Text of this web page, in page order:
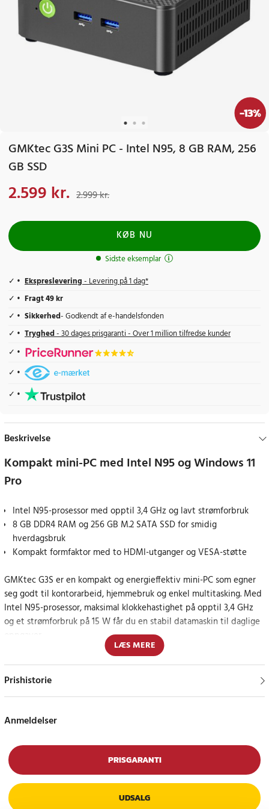
-13%
GMKtec G3S Mini PC - Intel N95, 8 GB RAM, 256
GB SSD
Nuværende pris
2.599 kr. 2.999 kr.
KØB NU
Sidste eksemplar
Ekspreslevering- Levering på 1 dag*
Fragt 49 kr
Sikkerhed- Godkendt af e-handelsfonden
Tryghed- 30 dages prisgaranti - Over 1 million tilfredse kunder
Beskrivelse
Kompakt mini-PC med Intel N95 og Windows 11
Pro
Intel N95-prosessor med opptil 3,4 GHz og lavt strømforbruk
8 GB DDR4 RAM og 256 GB M.2 SATA SSD for smidig
hverdagsbruk
Kompakt formfaktor med to HDMI-utganger og VESA-støtte
GMKtec G3S er en kompakt og energieffektiv mini-PC som egner
seg godt til kontorarbeid, hjemmebruk og enkel multitasking. Med
Intel N95-prosessor, maksimal klokkehastighet på opptil 3,4 GHz
og et strømforbruk på 15 W får du en stabil datamaskin til daglige
Datamaskinen leveres med Windows 11 Pro forhåndsinstallert og
har støtte for Linux, noe som gjør den fleksibel for ulike
monteres med VESA-feste.
G3S er utstyrt med 8 GB DDR4 RAM og en 256 GB M.2 2242 SATA
SSD, som gir rask oppstart og responsiv bruk. Støtte for
lagringsutvidelse via M.2 2280 gjør det mulig å utvide
lagringsplassen ved behov.
LÆS MERE
Prishistorie
Anmeldelser
PRISGARANTI
UDSALG